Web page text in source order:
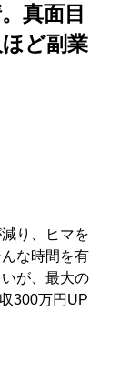
真面目
ど副業
り、ヒマを
な時間を有
が、最大の
300万円UP